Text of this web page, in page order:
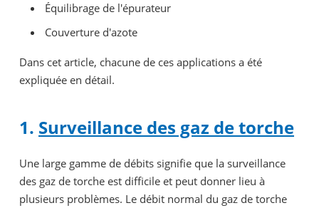
Équilibrage de l'épurateur
Couverture d'azote
Dans cet article, chacune de ces applications a été
expliquée en détail.
1. Surveillance des gaz de torche
Une large gamme de débits signifie que la surveillance
des gaz de torche est difficile et peut donner lieu à
plusieurs problèmes. Le débit normal du gaz de torche